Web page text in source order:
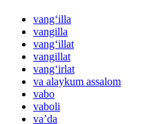
vang‘illa
vangilla
vang‘illat
vangillat
vang‘irlat
va alaykum assalom
vabo
vaboli
vaʼda